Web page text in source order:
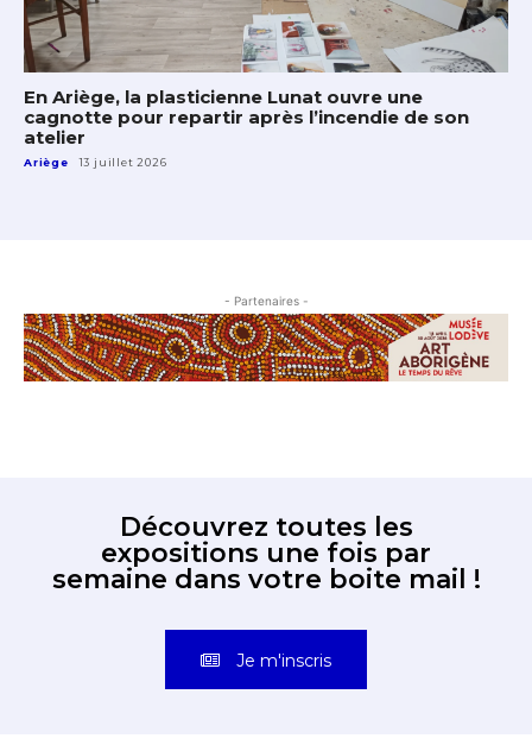
En Ariège, la plasticienne Lunat ouvre une
cagnotte pour repartir après l’incendie de son
atelier
Ariège 13 juillet 2026
- Partenaires -
Découvrez toutes les
expositions une fois par
semaine dans votre boite mail !
Je m'inscris